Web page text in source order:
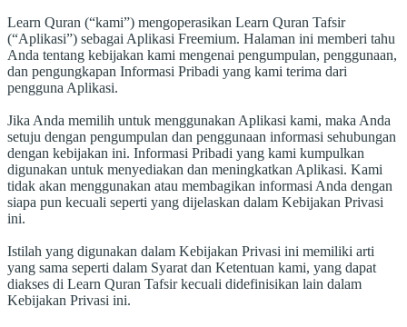
Learn Quran (“kami”) mengoperasikan Learn Quran Tafsir
(“Aplikasi”) sebagai Aplikasi Freemium. Halaman ini memberi tahu
Anda tentang kebijakan kami mengenai pengumpulan, penggunaan,
dan pengungkapan Informasi Pribadi yang kami terima dari
pengguna Aplikasi.
Jika Anda memilih untuk menggunakan Aplikasi kami, maka Anda
setuju dengan pengumpulan dan penggunaan informasi sehubungan
dengan kebijakan ini. Informasi Pribadi yang kami kumpulkan
digunakan untuk menyediakan dan meningkatkan Aplikasi. Kami
tidak akan menggunakan atau membagikan informasi Anda dengan
siapa pun kecuali seperti yang dijelaskan dalam Kebijakan Privasi
ini.
Istilah yang digunakan dalam Kebijakan Privasi ini memiliki arti
yang sama seperti dalam Syarat dan Ketentuan kami, yang dapat
diakses di Learn Quran Tafsir kecuali didefinisikan lain dalam
Kebijakan Privasi ini.